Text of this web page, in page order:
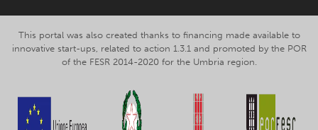
This portal was also created thanks to financing made available to
innovative start-ups, related to action 1.3.1 and promoted by the POR
of the FESR 2014-2020 for the Umbria region.